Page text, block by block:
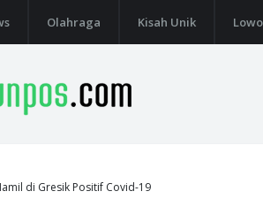
Olahraga Kisah Unik
di Gresik Positif Covid-19